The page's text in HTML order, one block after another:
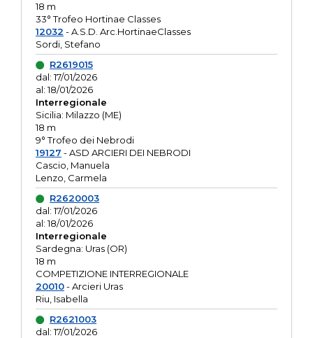
18 m
33° Trofeo Hortinae Classes
12032 - A.S.D. Arc.HortinaeClasses
Sordi, Stefano
R2619015
dal: 17/01/2026
al: 18/01/2026
Interregionale
Sicilia: Milazzo (ME)
18 m
9° Trofeo dei Nebrodi
19127 - ASD ARCIERI DEI NEBRODI
Cascio, Manuela
Lenzo, Carmela
R2620003
dal: 17/01/2026
al: 18/01/2026
Interregionale
Sardegna: Uras (OR)
18 m
COMPETIZIONE INTERREGIONALE
20010- Arcieri Uras
Riu, Isabella
R2621003
dal: 17/01/2026